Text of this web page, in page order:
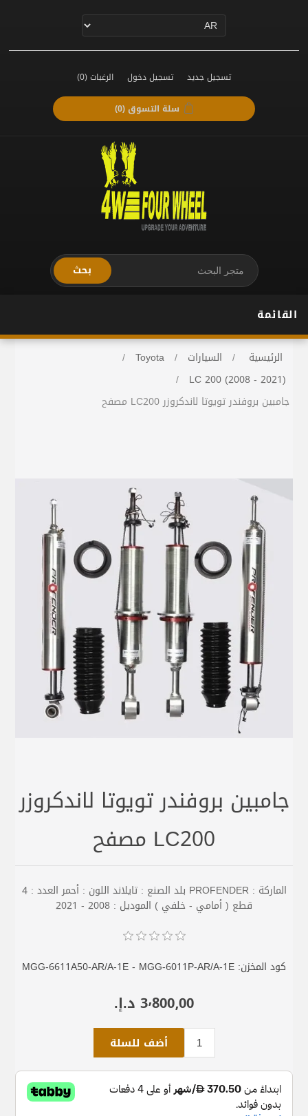
تسجيل جديد تسجيل دخول الرغبات(0)
سلة التسوق(0)
بحث
القائمة
الرئيسية / السيارات /
Toyota
/
LC 200 (2008 - 2021)
/
جامبين بروفندر تويوتا لاندكروزر LC200 مصفح
جامبين بروفندر تويوتا لاندكروزر
LC200 مصفح
الماركة : PROFENDER بلد الصنع : تايلاند اللون : أحمر العدد : 4
قطع ( أمامي - خلفي ) الموديل : 2008 - 2021
كود المخزن: MGG-6611A50-AR/A-1E - MGG-6011P-AR/A-1E
3٬800٫00 د.إ.‏
أضف للسلة